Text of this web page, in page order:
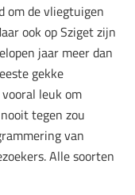
om de vliegtuigen
ook op Sziget zijn
jaar meer dan
gekke
leuk om
tegen zou
van
Alle soorten